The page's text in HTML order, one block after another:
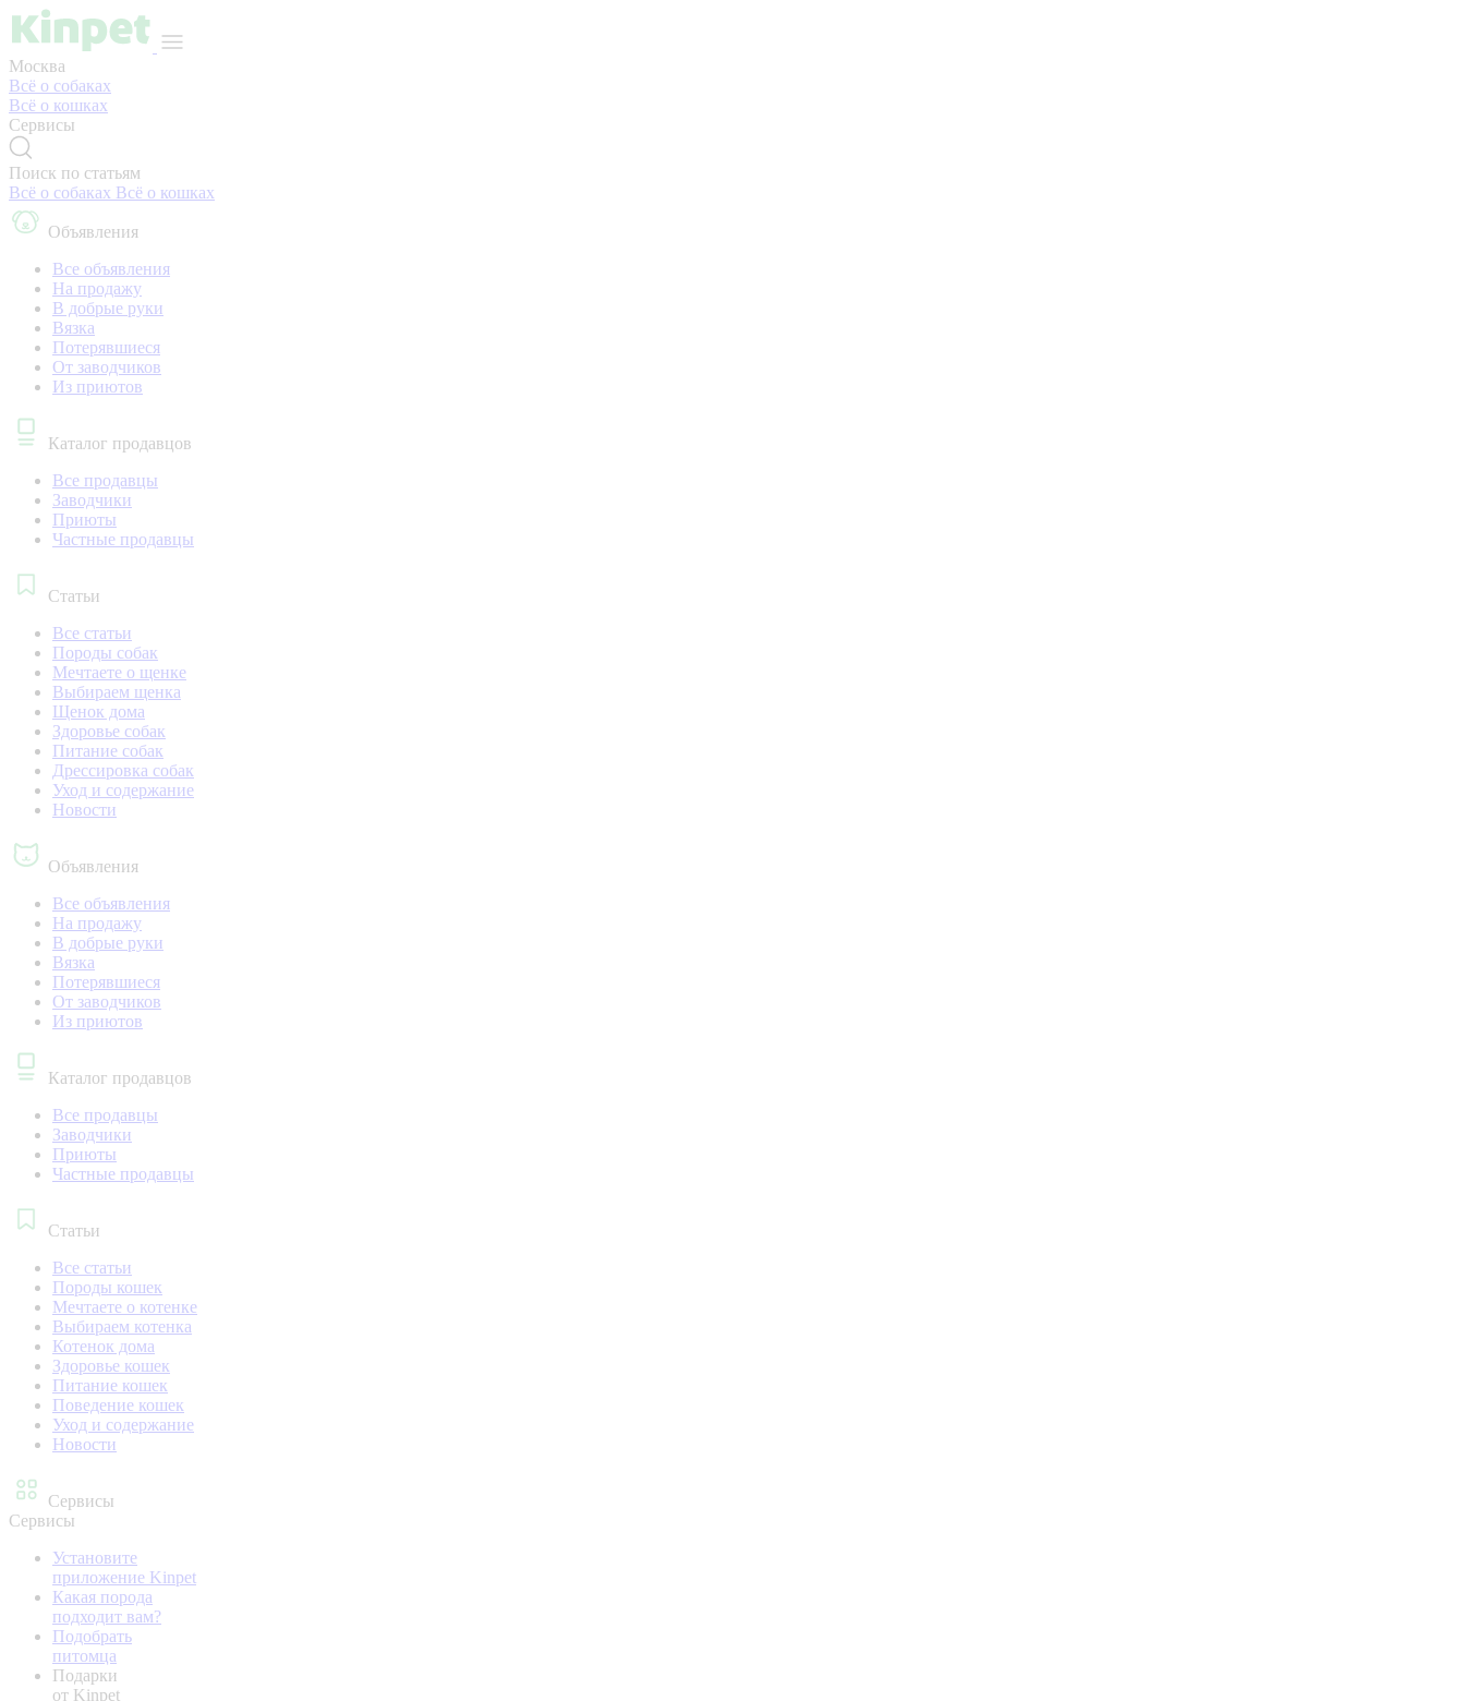
Москва
Всё о собаках
Всё о кошках
Сервисы
Поиск по статьям
Всё о собаках Всё о кошках
Объявления
Все объявления
На продажу
В добрые руки
Вязка
Потерявшиеся
От заводчиков
Из приютов
Каталог продавцов
Все продавцы
Заводчики
Приюты
Частные продавцы
Статьи
Все статьи
Породы собак
Мечтаете о щенке
Выбираем щенка
Щенок дома
Здоровье собак
Питание собак
Дрессировка собак
Уход и содержание
Новости
Объявления
Все объявления
На продажу
В добрые руки
Вязка
Потерявшиеся
От заводчиков
Из приютов
Каталог продавцов
Все продавцы
Заводчики
Приюты
Частные продавцы
Статьи
Все статьи
Породы кошек
Мечтаете о котенке
Выбираем котенка
Котенок дома
Здоровье кошек
Питание кошек
Поведение кошек
Уход и содержание
Новости
Сервисы
Сервисы
Установите
приложение Kinpet
Какая порода
подходит вам?
Подобрать
питомца
Подарки
от Kinpet